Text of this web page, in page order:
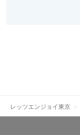
レッツエンジョイ東京